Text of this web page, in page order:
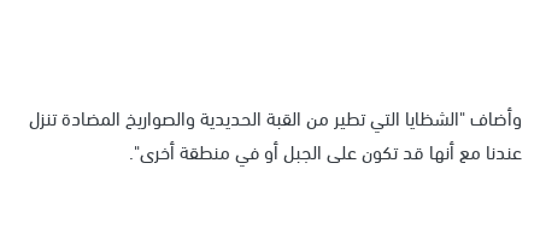
وأضاف "الشظايا التي تطير من القبة الحديدية والصواريخ المضادة تنزل
عندنا مع أنها قد تكون على الجبل أو في منطقة أخرى".